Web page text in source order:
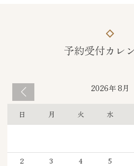
予約受付カレ
2026年 8月
日 月 火 水
2
3
4
5